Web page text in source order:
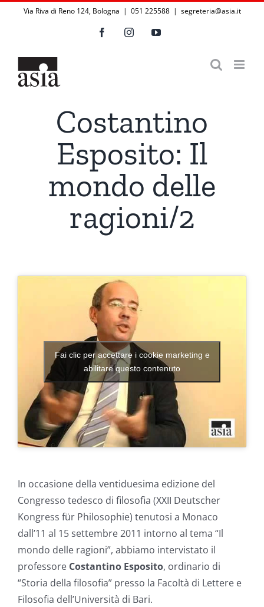
Via Riva di Reno 124, Bologna | 051 225588 | segreteria@asia.it
FacebookInstagramYouTube
Costantino
Esposito: Il
mondo delle
ragioni/2
Fai clic per accettare i cookie marketing e
abilitare questo contenuto
In occasione della ventiduesima edizione del
Congresso tedesco di filosofia (XXII Deutscher
Kongress für Philosophie) tenutosi a Monaco
dall’11 al 15 settembre 2011 intorno al tema “Il
mondo delle ragioni”, abbiamo intervistato il
professore Costantino Esposito, ordinario di
“Storia della filosofia” presso la Facoltà di Lettere e
Filosofia dell’Università di Bari.